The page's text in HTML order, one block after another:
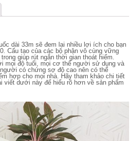
dài 33m sẽ đem lại nhiều lợi ích cho bạn
Cấu tạo của các bộ phận vô cùng vững
giúp rút ngắn thời gian thoát hiểm.
mọi độ tuổi, mọi cơ thể người sử dụng và
có chứng sợ độ cao nên có thể
hợp cho mọi nhà. Hãy tham khảo chi tiết
viết dưới này để hiểu rõ hơn về sản phẩm